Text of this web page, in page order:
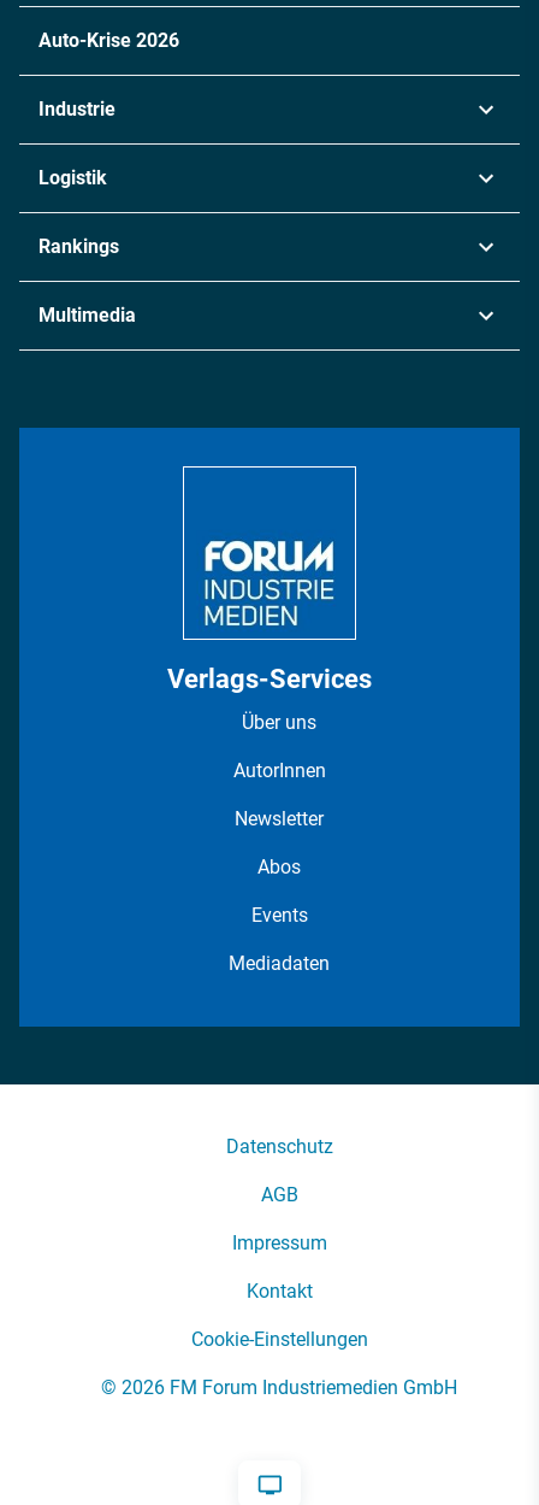
Auto-Krise 2026
Industrie
Chemie
Metall
Energie
Logistik
Rankings
Multimedia
Verlags-Services
Über uns
AutorInnen
Newsletter
Abos
Events
Mediadaten
Datenschutz
AGB
Impressum
Kontakt
Cookie-Einstellungen
© 2026 FM Forum Industriemedien GmbH